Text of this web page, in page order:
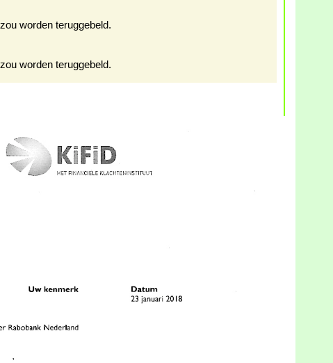
worden teruggebeld.
worden teruggebeld.